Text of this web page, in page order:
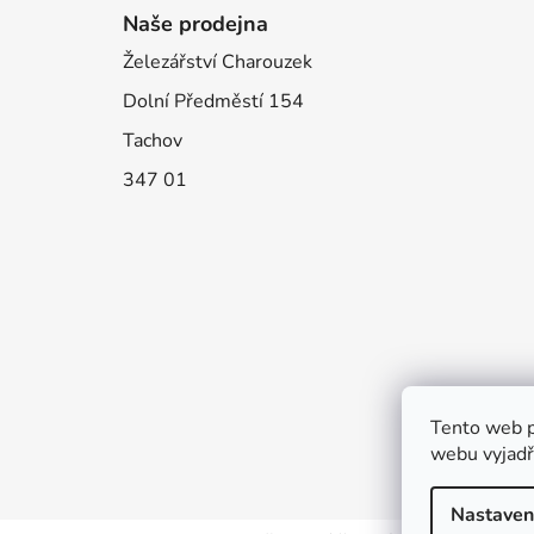
Tento web
webu
Naše prodejna
Železářství Charouzek
Dolní Předměstí 154
Tachov
347 01